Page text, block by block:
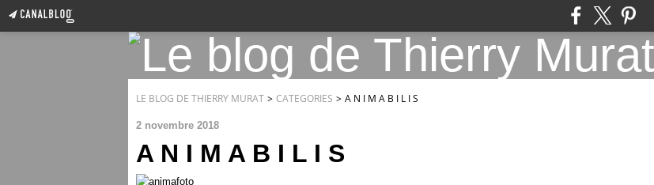
LE BLOG DE THIERRY MURAT > CATEGORIES > A N I M A B I L I S
2 novembre 2018
A N I M A B I L I S